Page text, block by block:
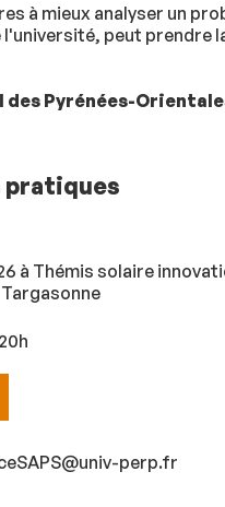
à mieux analyser un
peut prendre
Pyrénées-
à Thémis solaire
perp.fr